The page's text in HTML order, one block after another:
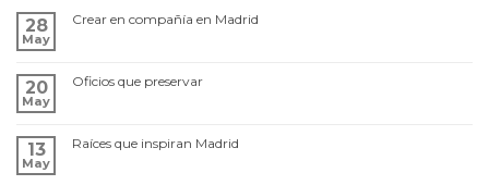
28
May
Crear en compañía en Madrid
20
May
Oficios que preservar
13
May
Raíces que inspiran Madrid